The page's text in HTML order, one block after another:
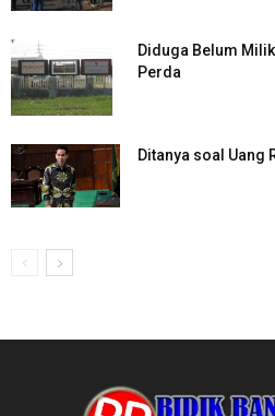
Diduga Belum
Perda
Ditanya soal Uang